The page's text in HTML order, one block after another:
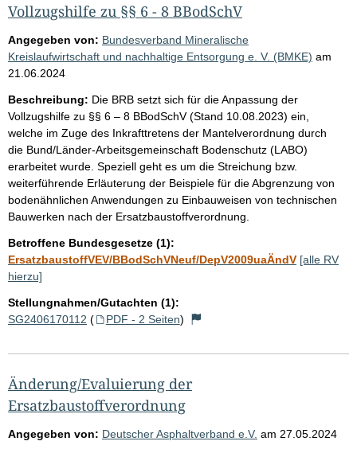
Vollzugshilfe zu §§ 6 - 8 BBodSchV
Angegeben von: Bundesverband Mineralische
Kreislaufwirtschaft und nachhaltige Entsorgung e. V. (BMKE) am
21.06.2024
Beschreibung: Die BRB setzt sich für die Anpassung der
Vollzugshilfe zu §§ 6 – 8 BBodSchV (Stand 10.08.2023) ein,
welche im Zuge des Inkrafttretens der Mantelverordnung durch
die Bund/Länder-Arbeitsgemeinschaft Bodenschutz (LABO)
erarbeitet wurde. Speziell geht es um die Streichung bzw.
weiterführende Erläuterung der Beispiele für die Abgrenzung von
bodenähnlichen Anwendungen zu Einbauweisen von technischen
Bauwerken nach der Ersatzbaustoffverordnung.
Betroffene Bundesgesetze (1):
ErsatzbaustoffVEV/BBodSchVNeuf/DepV2009uaÄndV [alle RV
hierzu]
Stellungnahmen/Gutachten (1):
SG2406170112 ( PDF - 2 Seiten)
Änderung/Evaluierung der
Ersatzbaustoffverordnung
Angegeben von: Deutscher Asphaltverband e.V. am 27.05.2024